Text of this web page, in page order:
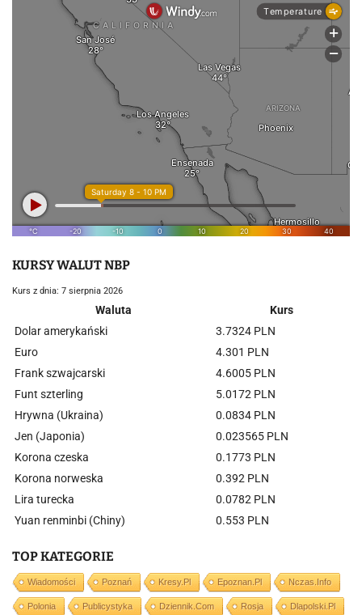
KURSY WALUT NBP
Kurs z dnia: 7 sierpnia 2026
Waluta
Kurs
Dolar amerykański
3.7324 PLN
Euro
4.301 PLN
Frank szwajcarski
4.6005 PLN
Funt szterling
5.0172 PLN
Hrywna (Ukraina)
0.0834 PLN
Jen (Japonia)
0.023565 PLN
Korona czeska
0.1773 PLN
Korona norweska
0.392 PLN
Lira turecka
0.0782 PLN
Yuan renminbi (Chiny)
0.553 PLN
TOP KATEGORIE
Wiadomości Poznań Kresy.pl Epoznan.pl Nczas.info
Polonia Publicystyka Dziennik.com Rosja Dlapolski.pl